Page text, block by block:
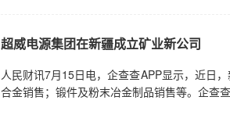
超威电源集团在新疆成立矿业新公司
人民财讯7月15日电，企查查APP显示，近日
合金销售；锻件及粉末冶金制品销售等。企查